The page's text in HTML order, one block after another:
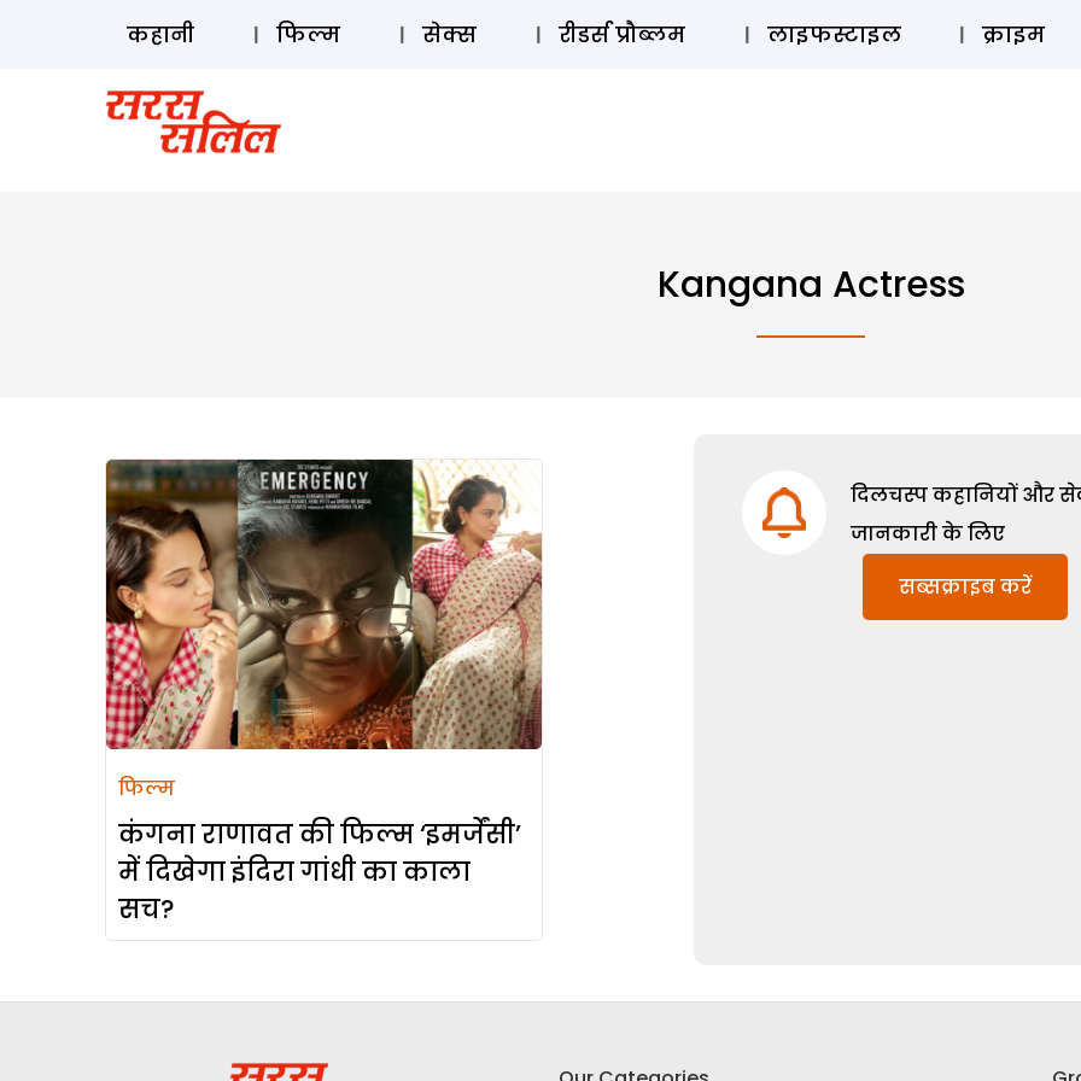
ऑडियो
कहानी फिल्म सेक्स रीडर्स प्रौब्लम लाइफस्टाइल क्राइम
Kangana Actress
फिल्म
कंगना राणावत की फिल्म ‘इमर्जेंसी’
में दिखेगा इंदिरा गांधी का काला
सच?
दिलचस्प कहानियों और
जानकारी के लिए
सब्सक्राइब करें